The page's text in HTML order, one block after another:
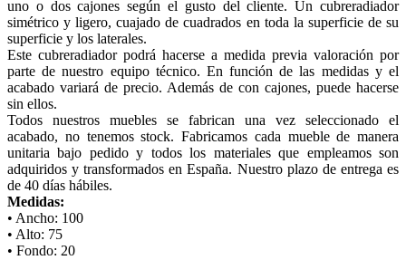
uno o dos cajones según el gusto del cliente. Un cubreradiador
simétrico y ligero, cuajado de cuadrados en toda la superficie de su
superficie y los laterales.
Este cubreradiador podrá hacerse a medida previa valoración por
parte de nuestro equipo técnico. En función de las medidas y el
acabado variará de precio. Además de con cajones, puede hacerse
sin ellos.
Todos nuestros muebles se fabrican una vez seleccionado el
acabado, no tenemos stock. Fabricamos cada mueble de manera
unitaria bajo pedido y todos los materiales que empleamos son
adquiridos y transformados en España. Nuestro plazo de entrega es
de 40 días hábiles.
Medidas:
• Ancho: 100
• Alto: 75
• Fondo: 20